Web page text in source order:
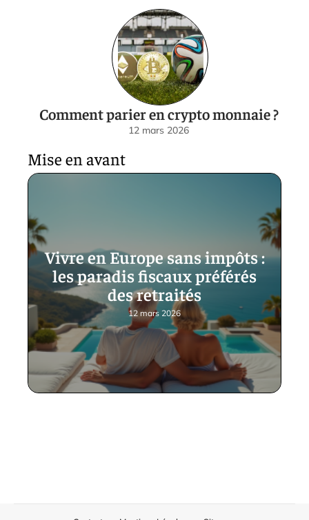
Comment parier en crypto monnaie ?
12 mars 2026
Mise en avant
Vivre en Europe sans impôts :
les paradis fiscaux préférés
des retraités
12 mars 2026